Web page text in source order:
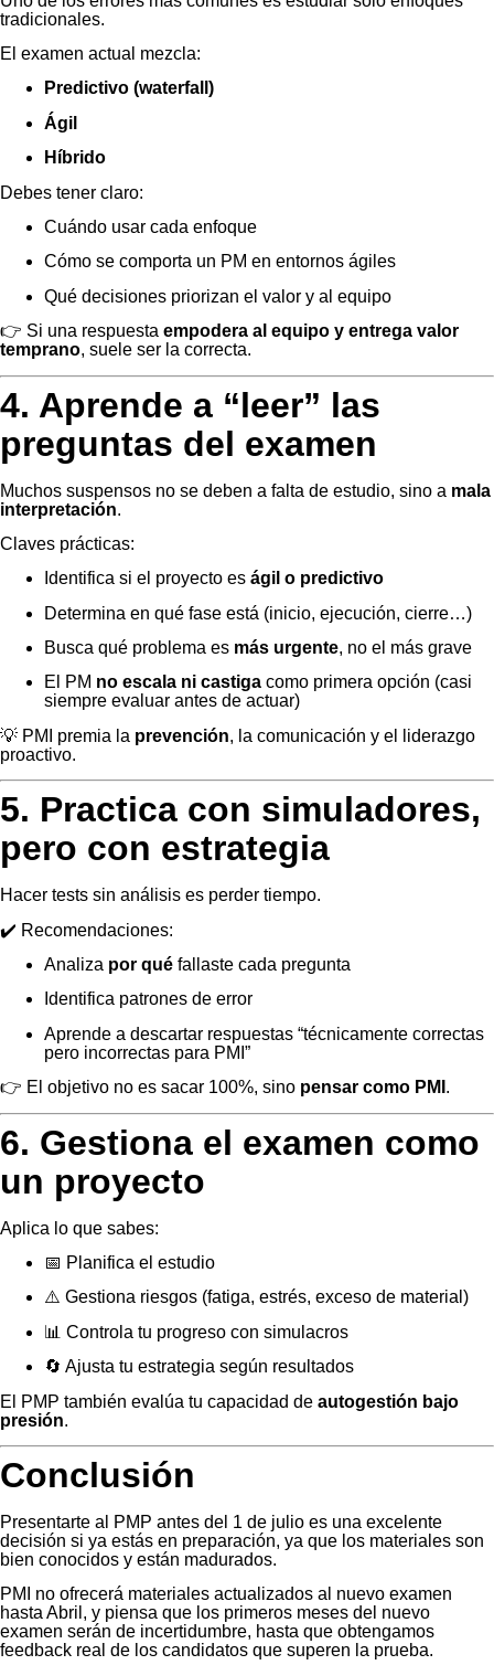
tradicionales.
El examen actual mezcla:
Predictivo (waterfall)
Ágil
Híbrido
Debes tener claro:
Cuándo usar cada enfoque
Cómo se comporta un PM en entornos ágiles
Qué decisiones priorizan el valor y al equipo
👉 Si una respuesta empodera al equipo y entrega valor
temprano, suele ser la correcta.
4. Aprende a “leer” las
preguntas del examen
Muchos suspensos no se deben a falta de estudio, sino a mala
interpretación.
Claves prácticas:
Identifica si el proyecto es ágil o predictivo
Determina en qué fase está (inicio, ejecución, cierre…)
Busca qué problema es más urgente, no el más grave
El PM no escala ni castiga como primera opción (casi
siempre evaluar antes de actuar)
💡 PMI premia la prevención, la comunicación y el liderazgo
proactivo.
5. Practica con simuladores,
pero con estrategia
Hacer tests sin análisis es perder tiempo.
✔️ Recomendaciones:
Analiza por qué fallaste cada pregunta
Identifica patrones de error
Aprende a descartar respuestas “técnicamente correctas
pero incorrectas para PMI”
👉 El objetivo no es sacar 100%, sino pensar como PMI .
6. Gestiona el examen como
un proyecto
Aplica lo que sabes:
📅 Planifica el estudio
⚠️ Gestiona riesgos (fatiga, estrés, exceso de material)
📊 Controla tu progreso con simulacros
🔄 Ajusta tu estrategia según resultados
El PMP también evalúa tu capacidad de autogestión bajo
presión.
Conclusión
Presentarte al PMP antes del 1 de julio es una excelente
decisión si ya estás en preparación, ya que los materiales son
bien conocidos y están madurados.
PMI no ofrecerá materiales actualizados al nuevo examen
hasta Abril, y piensa que los primeros meses del nuevo
examen serán de incertidumbre, hasta que obtengamos
feedback real de los candidatos que superen la prueba.